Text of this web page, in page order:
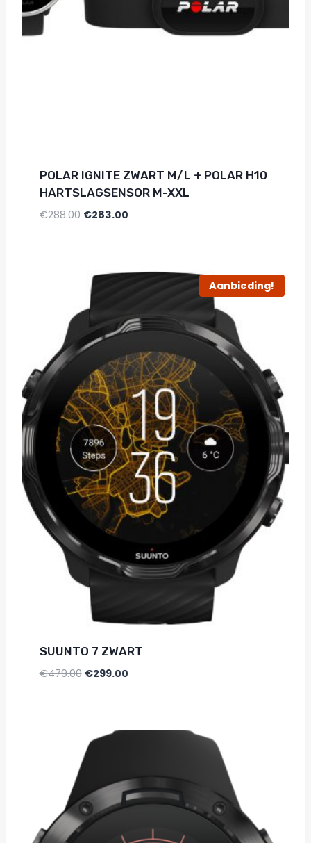
POLAR IGNITE ZWART M/L + POLAR H10
HARTSLAGSENSOR M-XXL
€288.00 €283.00
Aanbieding!
SUUNTO 7 ZWART
€479.00 €299.00